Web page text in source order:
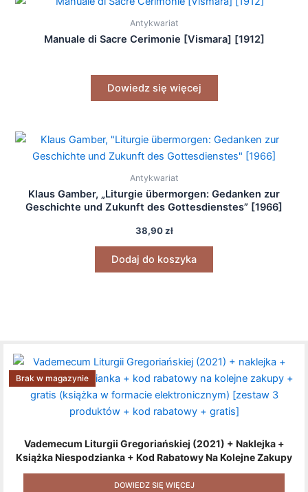
Antykwariat
Manuale di Sacre Cerimonie [Vismara] [1912]
Dowiedz się więcej
Antykwariat
Klaus Gamber, „Liturgie übermorgen: Gedanken zur
Geschichte und Zukunft des Gottesdienstes” [1966]
38,90zł
Dodaj do koszyka
Vademecum Liturgii Gregoriańskiej (2021) + Naklejka +
Książka Niespodzianka + Kod Rabatowy Na Kolejne Zakupy
+ Gratis (książka W Formacie Elektronicznym) [zestaw 3
Produktów + Kod Rabatowy + Gratis]
Brak w magazynie
DOWIEDZ SIĘ WIĘCEJ